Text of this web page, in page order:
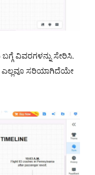
ವಿವರಗಳನ್ನು ಸೇರಿಸಿ.
ಎಲ್ಲವೂ ಸರಿಯಾಗಿದೆಯೇ